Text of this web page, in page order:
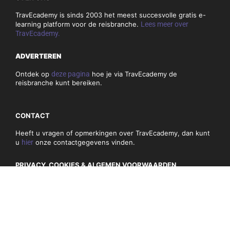
TravEcademy is sinds 2003 het meest succesvolle gratis e-
learning platform voor de reisbranche. Lees meer over
TravEcademy.
ADVERTEREN
Ontdek op deze pagina hoe je via TravEcademy de
reisbranche kunt bereiken.
CONTACT
Heeft u vragen of opmerkingen over TravEcademy, dan kunt
u hier onze contactgegevens vinden.
PRIVACY, COOKIES & ALGEMEN VOORWAARDEN